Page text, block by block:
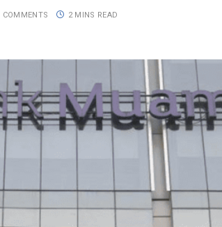
COMMENTS 2 MINS READ